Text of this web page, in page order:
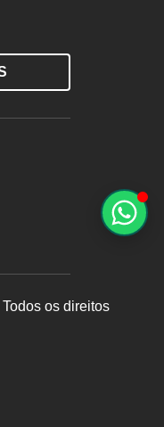
os direitos